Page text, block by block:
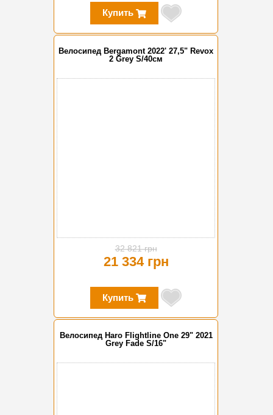
Купить
Велосипед Bergamont 2022' 27,5" Revox
2 Grey S/40см
32 821 грн
21 334 грн
Купить
Велосипед Haro Flightline One 29" 2021
Grey Fade S/16"